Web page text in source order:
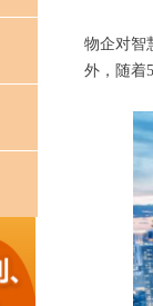
物企对智
外，随着